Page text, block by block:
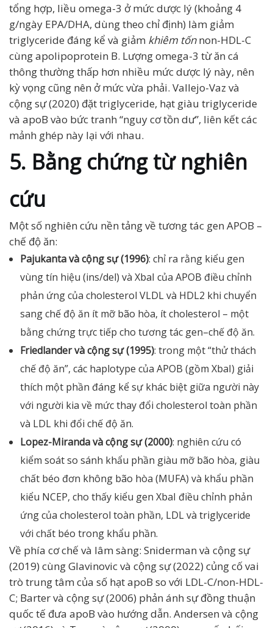
tổng hợp, liều omega-3 ở mức dược lý (khoảng 4
g/ngày EPA/DHA, dùng theo chỉ định) làm giảm
triglyceride đáng kể và giảm khiêm tốnnon-HDL-C
cùng apolipoprotein B. Lượng omega-3 từ ăn cá
thông thường thấp hơn nhiều mức dược lý này, nên
kỳ vọng cũng nên ở mức vừa phải. Vallejo-Vaz và
cộng sự (2020) đặt triglyceride, hạt giàu triglyceride
và apoB vào bức tranh “nguy cơ tồn dư”, liên kết các
mảnh ghép này lại với nhau.
5. Bằng chứng từ nghiên
cứu
Một số nghiên cứu nền tảng về tương tác gen APOB –
chế độ ăn:
Pajukanta và cộng sự (1996): chỉ ra rằng kiểu gen
vùng tín hiệu (ins/del) và XbaI của APOB điều chỉnh
phản ứng của cholesterol VLDL và HDL2 khi chuyển
sang chế độ ăn ít mỡ bão hòa, ít cholesterol – một
bằng chứng trực tiếp cho tương tác gen–chế độ ăn.
Friedlander và cộng sự (1995): trong một “thử thách
chế độ ăn”, các haplotype của APOB (gồm XbaI) giải
thích một phần đáng kể sự khác biệt giữa người này
với người kia về mức thay đổi cholesterol toàn phần
và LDL khi đổi chế độ ăn.
Lopez-Miranda và cộng sự (2000): nghiên cứu có
kiểm soát so sánh khẩu phần giàu mỡ bão hòa, giàu
chất béo đơn không bão hòa (MUFA) và khẩu phần
kiểu NCEP, cho thấy kiểu gen XbaI điều chỉnh phản
ứng của cholesterol toàn phần, LDL và triglyceride
với chất béo trong khẩu phần.
Về phía cơ chế và lâm sàng: Sniderman và cộng sự
(2019) cùng Glavinovic và cộng sự (2022) củng cố vai
trò trung tâm của số hạt apoB so với LDL-C/non-HDL-
C; Barter và cộng sự (2006) phản ánh sự đồng thuận
quốc tế đưa apoB vào hướng dẫn. Andersen và cộng